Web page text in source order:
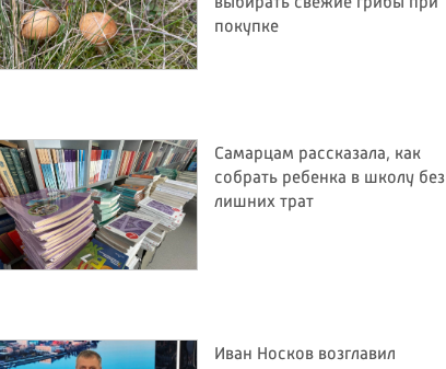
покупке
Самарцам рассказала, как
собрать ребенка в школу без
лишних трат
Иван Носков возглавил